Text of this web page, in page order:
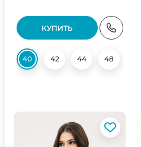
КУПИТЬ
40 42 44 48